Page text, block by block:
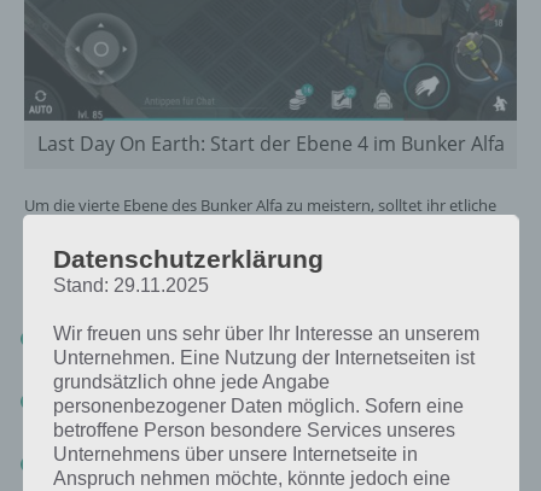
Last Day On Earth: Start der Ebene 4 im Bunker Alfa
Um die vierte Ebene des Bunker Alfa zu meistern, solltet ihr etliche
Die Ebene ist also nur etwas für euch, wenn ihr schon länger Last Day
On Earth spielt.
4-12 AK47 oder M16 (oder Glock 17 mit Erweiterung der
Entfernung für die Geschütztürme)
5-10 Nahkampfwaffen (Machete / Schädelspalter /
Sägeblattkeule)
80-120 Steaks / Futterdosen
Datenschutzerklärung
Stand: 29.11.2025
Wir freuen uns sehr über Ihr Interesse an unserem
Unternehmen. Eine Nutzung der Internetseiten ist
grundsätzlich ohne jede Angabe
personenbezogener Daten möglich. Sofern eine
betroffene Person besondere Services unseres
Unternehmens über unsere Internetseite in
Anspruch nehmen möchte, könnte jedoch eine